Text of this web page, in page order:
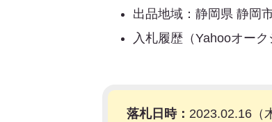
出品地域：静岡県 静岡
入札履歴（Yahooオー
落札日時： 2023.02.16（